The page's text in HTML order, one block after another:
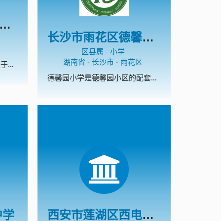
区桃南路小学校
阳泉市矿区桃南路小学校始建于1973年9月。学校小巧精美，装备精良，藏书丰富，文化氛围浓郁。这里曾孕育出山西省模范教师和山西省美德少年。学校以“为学生一生的幸福奠基”为办学宗旨，以“平安校园、书香校园、艺术校园、数字校园、文化校园、温馨校园”为办学愿景，坚持做有温度的教育。温馨教育是学校的办学特色，主要从温馨的物质环境、温馨的心理环境、温馨的人际环境、温馨的教学环境四方面着手，创建了温馨教室、温馨聊吧、温馨书架、温馨课堂、校刊《温馨的风》。课外阅读和校园足球是学校的两个特色项目。学校现为全国校园足球特色学校。2015年和2017年，学校猎豹足球队 分别夺得市中小学生校园足球比赛小学组冠军，2017年获得阳泉市矿区小学生足球赛冠军，2017年8月，代表阳泉市参加了山西省小学生足球赛。
长沙市雨花区德馨园小学
区县属 - 小学
湖南省 - 长沙市 - 雨花区
德馨园小学是德馨园小区的配套学校，学校占地近30亩，建筑面积7000平米，拥有教学楼两栋，前后操场、运动场，共计36间教室，28间办公室。设计规划是一所24个教学班级的高起点、高标准的现代化学校。 德馨园小学是雨花区教育局根据《中小学办学条件一类标准》、着眼于学校长远发展、按长沙市现有学校中最好学校的标准超标建设的。学校设施完备，功能齐全，具备了创雨花区一流品牌学校的条件，是雨花教育的一颗未来之星。 在雨花教育局的正确领导下，在德馨园开发商及周边合作建设单位的共同努力下，德馨园小学拥有了美好的今天，我们坚信她必讲拥有更加精彩的明天。
学 西安市莲湖区西电实验小学